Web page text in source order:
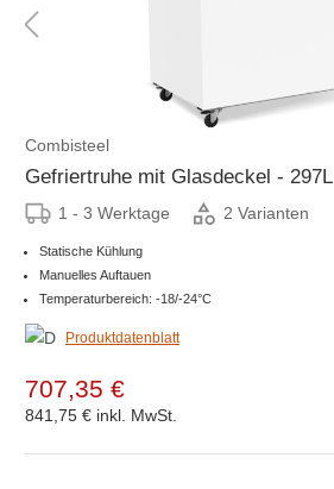
Combisteel
Gefriertruhe mit Glasdeckel - 297L
1 - 3 Werktage 2 Varianten
Statische Kühlung
Manuelles Auftauen
Temperaturbereich: -18/-24°C
Produktdatenblatt
707,35 €
841,75 € inkl. MwSt.